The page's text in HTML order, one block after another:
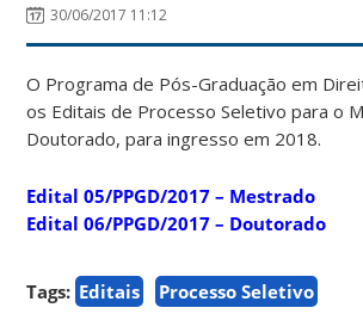
30/06/2017 11:12
O Programa de Pós-Graduação em
os Editais de Processo Seletivo para o
Doutorado, para ingresso em 2018.
Edital 05/PPGD/2017 – Mestrado
Edital 06/PPGD/2017 – Doutorado
Tags: Editais Processo Seletivo